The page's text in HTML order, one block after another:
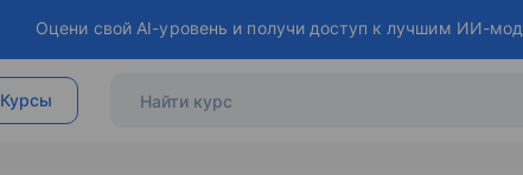
Оцени свой AI-уровень и получи доступ к лучшим ИИ-
Курсы